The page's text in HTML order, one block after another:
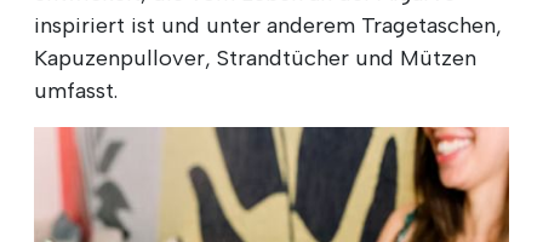
inspiriert ist und unter anderem Tragetaschen,
Kapuzenpullover, Strandtücher und Mützen
umfasst.